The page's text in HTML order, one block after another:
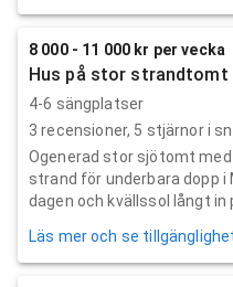
8 000 - 11 000 kr per vecka
Hus på stor strandtomt
4-6 sängplatser
3 recensioner, 5 stjärnor i
Ogenerad stor sjötomt
strand för underbara dopp i
dagen och kvällssol långt in
Läs mer och se